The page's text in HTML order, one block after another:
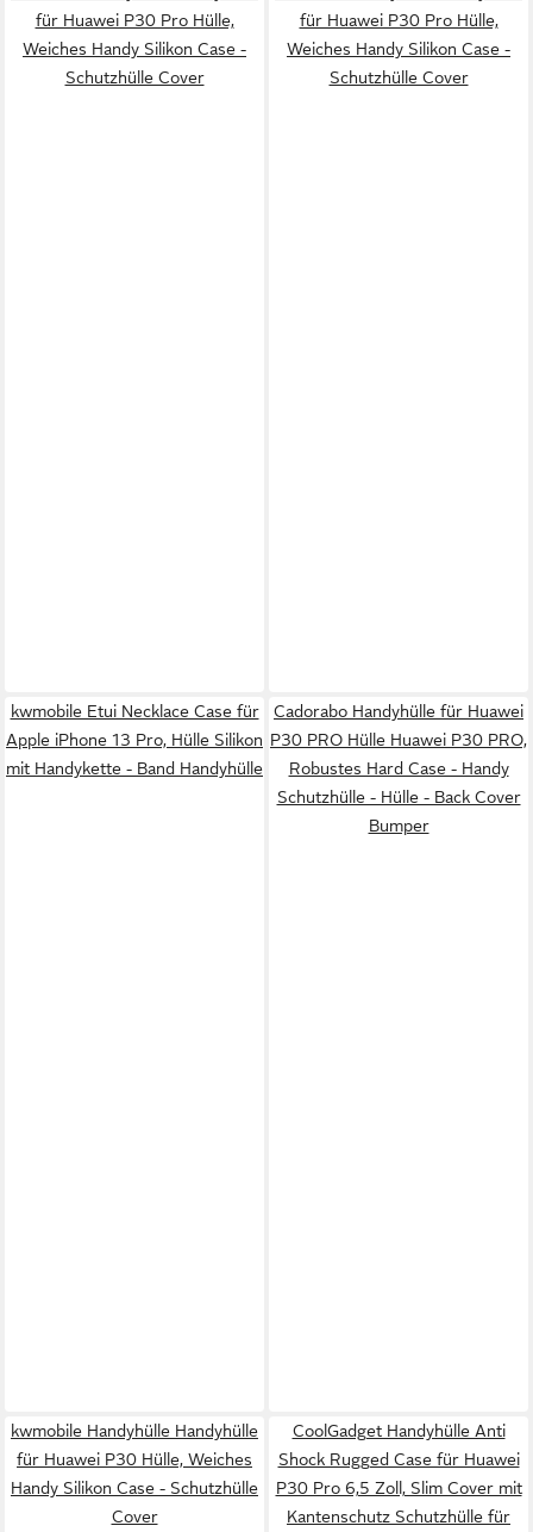
für Huawei P30 Pro Hülle,
Weiches Handy Silikon Case -
Schutzhülle Cover
für Huawei P30 Pro Hülle,
Weiches Handy Silikon Case -
Schutzhülle Cover
kwmobile Etui Necklace Case für
Apple iPhone 13 Pro, Hülle Silikon
mit Handykette - Band Handyhülle
Cadorabo Handyhülle für Huawei
P30 PRO Hülle Huawei P30 PRO,
Robustes Hard Case - Handy
Schutzhülle - Hülle - Back Cover
Bumper
kwmobile Handyhülle Handyhülle
für Huawei P30 Hülle, Weiches
Handy Silikon Case - Schutzhülle
Cover
CoolGadget Handyhülle Anti
Shock Rugged Case für Huawei
P30 Pro 6,5 Zoll, Slim Cover mit
Kantenschutz Schutzhülle für